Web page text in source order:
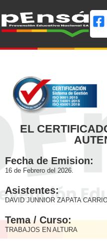
EL
Fecha de Emision:
16 de Febrero del 2026.
Asistentes:
DAVID JUNNIOR ZAPATA
Tema / Curso:
TRABAJOS EN ALTURA